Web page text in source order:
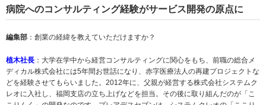
病院へのコンサルティング経験がサービス開発の原点に
編集部 ：創業の経緯を教えていただけますか？
植木社長 ：大学在学中から経営コンサルティングに関心をもち、前職の総合メ
ディカル株式会社には5年間お世話になり、赤字医療法人の再建プロジェクトな
どを経験させてもらいました。2012年に、父親が経営する株式会社システムク
レオに入社し、福岡支店の立ち上げなどを担当。その後に取り組んだのが「こ